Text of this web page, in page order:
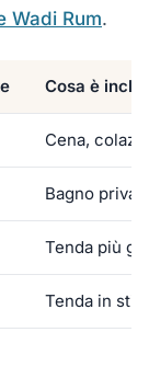
Wadi Rum.
Cosa è
Cena,
Bagno
Tenda più
Tenda in